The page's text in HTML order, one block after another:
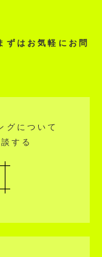
ずはお気軽にお問
グについて
する